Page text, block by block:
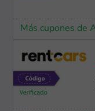
Más cupones de